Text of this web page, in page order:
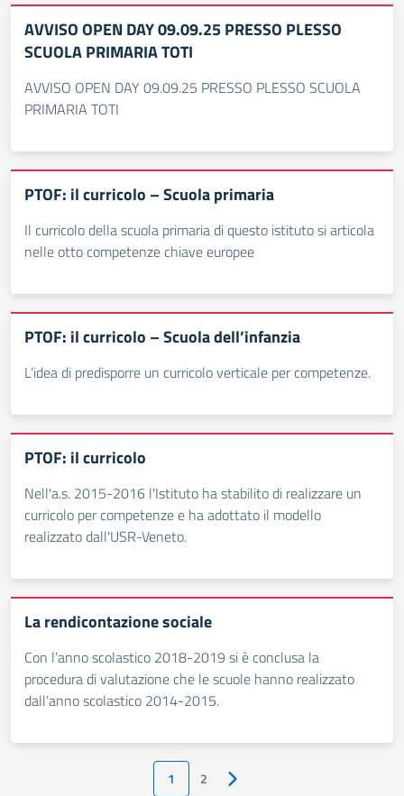
AVVISO OPEN DAY 09.09.25 PRESSO PLESSO
SCUOLA PRIMARIA TOTI
AVVISO OPEN DAY 09.09.25 PRESSO PLESSO SCUOLA
PRIMARIA TOTI
PTOF: il curricolo – Scuola primaria
Il curricolo della scuola primaria di questo istituto si articola
nelle otto competenze chiave europee
PTOF: il curricolo – Scuola dell’infanzia
L’idea di predisporre un curricolo verticale per competenze.
PTOF: il curricolo
Nell'a.s. 2015-2016 l'Istituto ha stabilito di realizzare un
curricolo per competenze e ha adottato il modello
realizzato dall'USR-Veneto.
La rendicontazione sociale
Con l’anno scolastico 2018-2019 si è conclusa la
procedura di valutazione che le scuole hanno realizzato
dall’anno scolastico 2014-2015.
1 2 Pagina successiva